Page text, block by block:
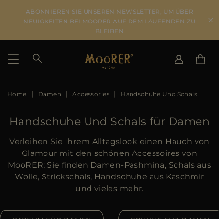
ABONNIEREN SIE UNSEREN NEWSLETTER, UM ÜBER
NEUIGKEITEN BEI MOORER AUF DEM LAUFENDEN ZU
BLEIBEN
LIEFERLAND
DE
US
AU
DK
SPRACHE WÄHLEN
Home Damen Accessories Handschuhe Und Schals
Handschuhe Und Schals für Damen
Verleihen Sie Ihrem Alltagslook einen Hauch von
Glamour mit den schönen Accessoires von
MooRER; Sie finden Damen-Pashmina, Schals aus
Wolle, Strickschals, Handschuhe aus Kaschmir
und vieles mehr.